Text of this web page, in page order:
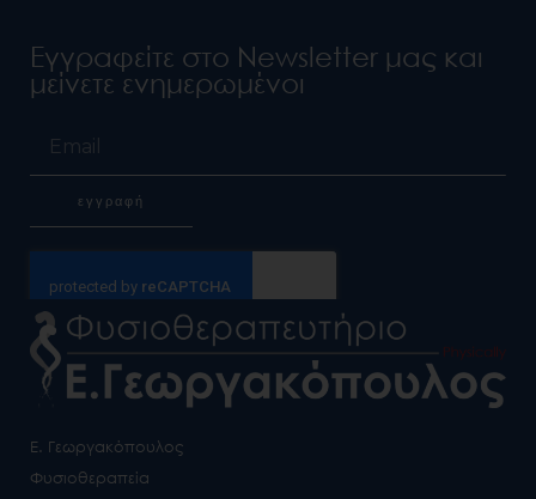
Εγγραφείτε στο Newsletter μας και
μείνετε ενημερωμένοι
Email
εγγραφή
Ε. Γεωργακόπουλος
Φυσιοθεραπεία